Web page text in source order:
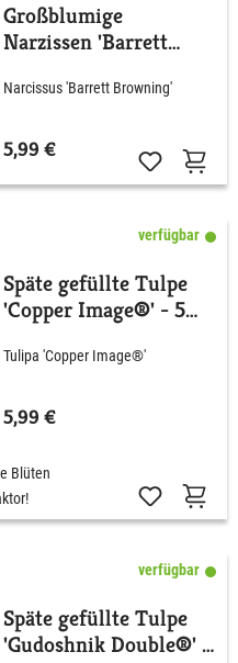
Großblumige
Narzissen 'Barrett
Narcissus 'Barrett Browning'
5,99 €
verfügbar
Späte gefüllte Tulpe
'Copper Image®' - 5
Tulipa 'Copper Image®'
5,99 €
Blüten
verfügbar
Späte gefüllte Tulpe
'Gudoshnik Double®' -